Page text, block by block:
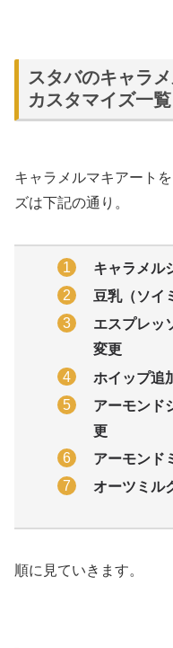
スタバのキャラ
カスタマイズ一覧
キャラメルマキアート
ズは下記の通り。
キャラメル
豆乳（ソイ
エスプレッ
変更
ホイップ追
アーモンド
更
アーモンド
オーツミル
順に見ていきます。